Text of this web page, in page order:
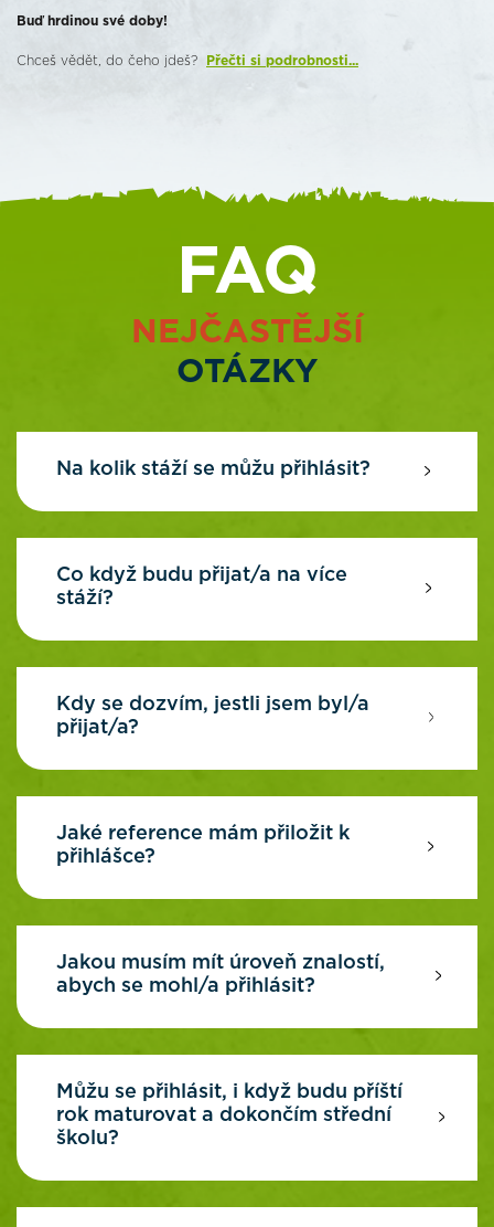
Buď hrdinou své doby!
Chceš vědět, do čeho jdeš? Přečti si podrobnosti...
FAQ
NEJČASTĚJŠÍ
OTÁZKY
Na kolik stáží se můžu přihlásit?
Co když budu přijat/a na více
stáží?
Kdy se dozvím, jestli jsem byl/a
přijat/a?
Jaké reference mám přiložit k
přihlášce?
Jakou musím mít úroveň znalostí,
abych se mohl/a přihlásit?
Můžu se přihlásit, i když budu příští
rok maturovat a dokončím střední
školu?